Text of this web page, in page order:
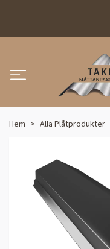
Hem Alla Plåtprodukter